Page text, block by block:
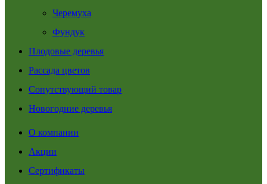
Черемуха
Фундук
Плодовые деревья
Рассада цветов
Сопутствующий товар
Новогодние деревья
О компании
Акции
Сертификаты